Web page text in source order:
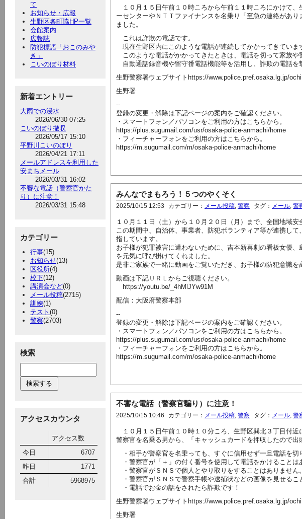
て
お知らせ・広報
生野区各町協HP一覧
会館案内
広報誌
防犯標語「おこのみや
き」
こいのぼり材料
新着エントリー
大雨での浸水
2026/06/30 07:25
こいのぼり撤収
2026/05/17 15:10
平野川こいのぼり
2026/04/21 17:11
メールアドレスを利用した
安まちメール
2026/03/31 16:02
不審な電話（警察官かた
り）に注意！
2026/03/31 15:48
カテゴリー
行事(15)
お知らせ(13)
区役所(4)
校下(12)
講演会など(0)
メール投稿(2715)
訓練(1)
テスト (0)
警察(2703)
検索
アクセスカウンタ
アクセス数
今日
6707
昨日
1771
合計
5968975
１０月１５日午前１０時ころから午前１１時ころにかけて
ーセンターやＮＴＴファイナンスを名乗り「至急の連絡があ
ました。
これは詐欺の電話です。
現在生野区内にこのような電話が連続してかかってきていま
このような電話がかかってきたときは、電話を切って家族や
自動通話録音機や留守番電話機能等を活用し、詐欺の電話を
生野警察署ウェブサイトhttps://www.police.pref.osaka.lg.jp/
生野署
--
登録の変更・解除は下記ページの案内をご確認ください。
・スマートフォン／パソコンをご利用の方はこちらから。
https://plus.sugumail.com/usr/osaka-police-anmachi/home
・フィーチャーフォンをご利用の方はこちらから。
https://m.sugumail.com/m/osaka-police-anmachi/home
みんなでまもろう！５つのやくそく
2025/10/15 12:53 カテゴリー： メール投稿 警察 タグ： メール 警
１０月１１日（土）から１０月２０日（月）まで、全国地域安
この期間中、自治体、事業者、防犯ボランティア等が連携し
指しています。
お子様が犯罪被害に遭わないために、吉本新喜劇の看板女優
を元気に呼び掛けてくれました。
是非ご家族で一緒に動画をご覧いただき、お子様の防犯意識を
動画は下記ＵＲＬからご視聴ください。
https://youtu.be/_4hMlJYw91M
配信：大阪府警察本部
--
登録の変更・解除は下記ページの案内をご確認ください。
・スマートフォン／パソコンをご利用の方はこちらから。
https://plus.sugumail.com/usr/osaka-police-anmachi/home
・フィーチャーフォンをご利用の方はこちらから。
https://m.sugumail.com/m/osaka-police-anmachi/home
不審な電話（警察官騙り）に注意！
2025/10/15 10:46 カテゴリー： メール投稿 警察 タグ： メール 警
１０月１５日午前１０時１０分ころ、生野区巽北３丁目付
警察官を名乗る男から、「キャッシュカードを押収したので
・相手が警察官を名乗っても、すぐに信用せず一旦電話を切
・警察官が「＋」の付く番号を使用して電話をかけることは
・警察官がＳＮＳで個人とやり取りをすることはありません。
・警察官がＳＮＳで警察手帳や逮捕状などの画像を見せるこ
・電話でお金の話をされたら詐欺です！
生野警察署ウェブサイトhttps://www.police.pref.osaka.lg.jp/
生野署